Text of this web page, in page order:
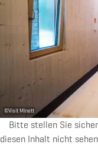
©Visit Minett
Bitte stellen Sie
diesen Inhalt nicht